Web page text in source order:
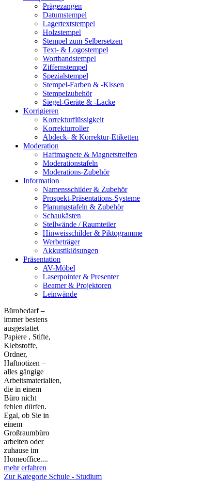
Prägezangen
Datumstempel
Lagertextstempel
Holzstempel
Stempel zum Selbersetzen
Text- & Logostempel
Wortbandstempel
Ziffernstempel
Spezialstempel
Stempel-Farben & -Kissen
Stempelzubehör
Siegel-Geräte & -Lacke
Korrigieren
Korrekturflüssigkeit
Korrekturroller
Abdeck- & Korrektur-Etiketten
Moderation
Haftmagnete & Magnetstreifen
Moderationstafeln
Moderations-Zubehör
Information
Namensschilder & Zubehör
Prospekt-Präsentations-Systeme
Planungstafeln & Zubehör
Schaukästen
Stellwände / Raumteiler
Hinweisschilder & Piktogramme
Werbeträger
Akkustiklösungen
Präsentation
AV-Möbel
Laserpointer & Presenter
Beamer & Projektoren
Leinwände
Bürobedarf –
immer bestens
ausgestattet
Papiere , Stifte,
Klebstoffe,
Ordner,
Haftnotizen –
alles gängige
Arbeitsmaterialien,
die in einem
Büro nicht
fehlen dürfen.
Egal, ob Sie in
einem
Großraumbüro
arbeiten oder
zuhause im
Homeoffice....
mehr erfahren
Zur Kategorie Schule - Studium